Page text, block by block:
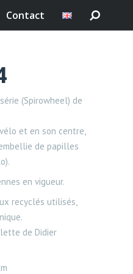
Contact
(Spirowheel) de
vélo et en son centre,
de papilles
en vigueur.
recyclés utilisés,
de Didier